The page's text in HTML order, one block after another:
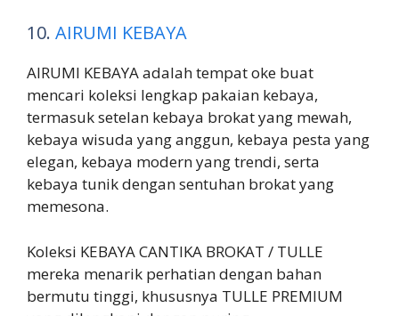
10. AIRUMI KEBAYA
AIRUMI KEBAYA adalah tempat oke buat
mencari koleksi lengkap pakaian kebaya,
termasuk setelan kebaya brokat yang mewah,
kebaya wisuda yang anggun, kebaya pesta yang
elegan, kebaya modern yang trendi, serta
kebaya tunik dengan sentuhan brokat yang
memesona.
Koleksi KEBAYA CANTIKA BROKAT / TULLE
mereka menarik perhatian dengan bahan
bermutu tinggi, khususnya TULLE PREMIUM